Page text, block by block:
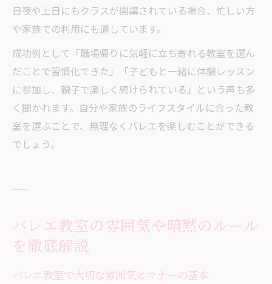
日夜や土日にもクラスが開講されている場合、忙しい方
や家族での利用にも適しています。
成功例として「職場帰りに気軽に立ち寄れる教室を選ん
だことで習慣化できた」「子どもと一緒に体験レッスン
に参加し、親子で楽しく続けられている」という声も多
く聞かれます。自分や家族のライフスタイルに合った教
室を選ぶことで、無理なくバレエを楽しむことができる
でしょう。
バレエ教室の雰囲気や暗黙のルール
を徹底解説
バレエ教室で大切な雰囲気とマナーの基本